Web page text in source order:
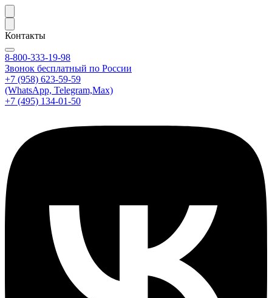
Контакты
8-800-333-19-98
Звонок бесплатный по России
+7 (958) 623-59-59
(WhatsApp, Telegram,Max)
+7 (495) 134-01-50